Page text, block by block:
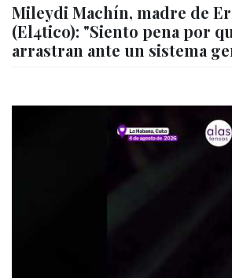
Mileydi Machín, madre de
(El4tico): "Siento pena por
arrastran ante un sistema